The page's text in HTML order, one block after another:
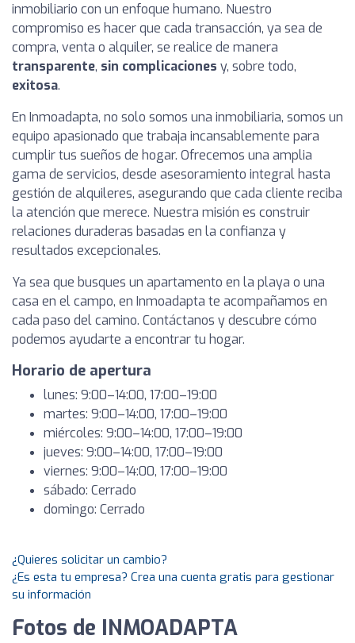
inmobiliario con un enfoque humano. Nuestro
compromiso es hacer que cada transacción, ya sea de
compra, venta o alquiler, se realice de manera
transparente, sin complicaciones y, sobre todo,
exitosa.
En Inmoadapta, no solo somos una inmobiliaria, somos un
equipo apasionado que trabaja incansablemente para
cumplir tus sueños de hogar. Ofrecemos una amplia
gama de servicios, desde asesoramiento integral hasta
gestión de alquileres, asegurando que cada cliente reciba
la atención que merece. Nuestra misión es construir
relaciones duraderas basadas en la confianza y
resultados excepcionales.
Ya sea que busques un apartamento en la playa o una
casa en el campo, en Inmoadapta te acompañamos en
cada paso del camino. Contáctanos y descubre cómo
podemos ayudarte a encontrar tu hogar.
Horario de apertura
lunes: 9:00–14:00, 17:00–19:00
martes: 9:00–14:00, 17:00–19:00
miércoles: 9:00–14:00, 17:00–19:00
jueves: 9:00–14:00, 17:00–19:00
viernes: 9:00–14:00, 17:00–19:00
sábado: Cerrado
domingo: Cerrado
¿Quieres solicitar un cambio?
¿Es esta tu empresa? Crea una cuenta gratis para gestionar
su información
Fotos de INMOADAPTA